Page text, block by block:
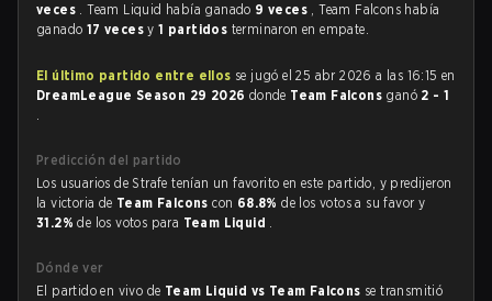
veces . Team Liquid había ganado 9 veces , Team Falcons había
ganado 17 vecesy1 partidos terminaron en empate.
El último partido entre ellos se jugó el 25 abr 2026 a las 16:15 en
DreamLeague Season 29 2026 donde Team Falcons ganó 2 - 1
.
Predicción del partido
Los usuarios de Strafe tenían un favorito en este partido, y predijeron
la victoria de Team Falconscon 68.8%de los votos a su favor y
31.2%de los votos para Team Liquid .
Dónde ver
El partido en vivo de Team Liquid vs Team Falcons se transmitió